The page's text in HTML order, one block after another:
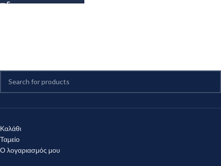
Καλάθι
Ταμείο
Ο λογαριασμός μου